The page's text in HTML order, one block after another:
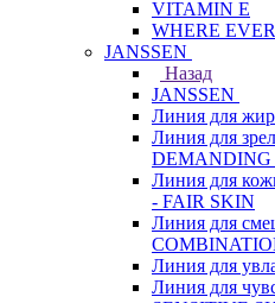
VITAMIN E
WHERE
JANSSEN
Назад
JANSSEN
Линия для
Линия для
DEMANDING
Линия для
- FAIR SKIN
Линия для
Линия для
Линия для